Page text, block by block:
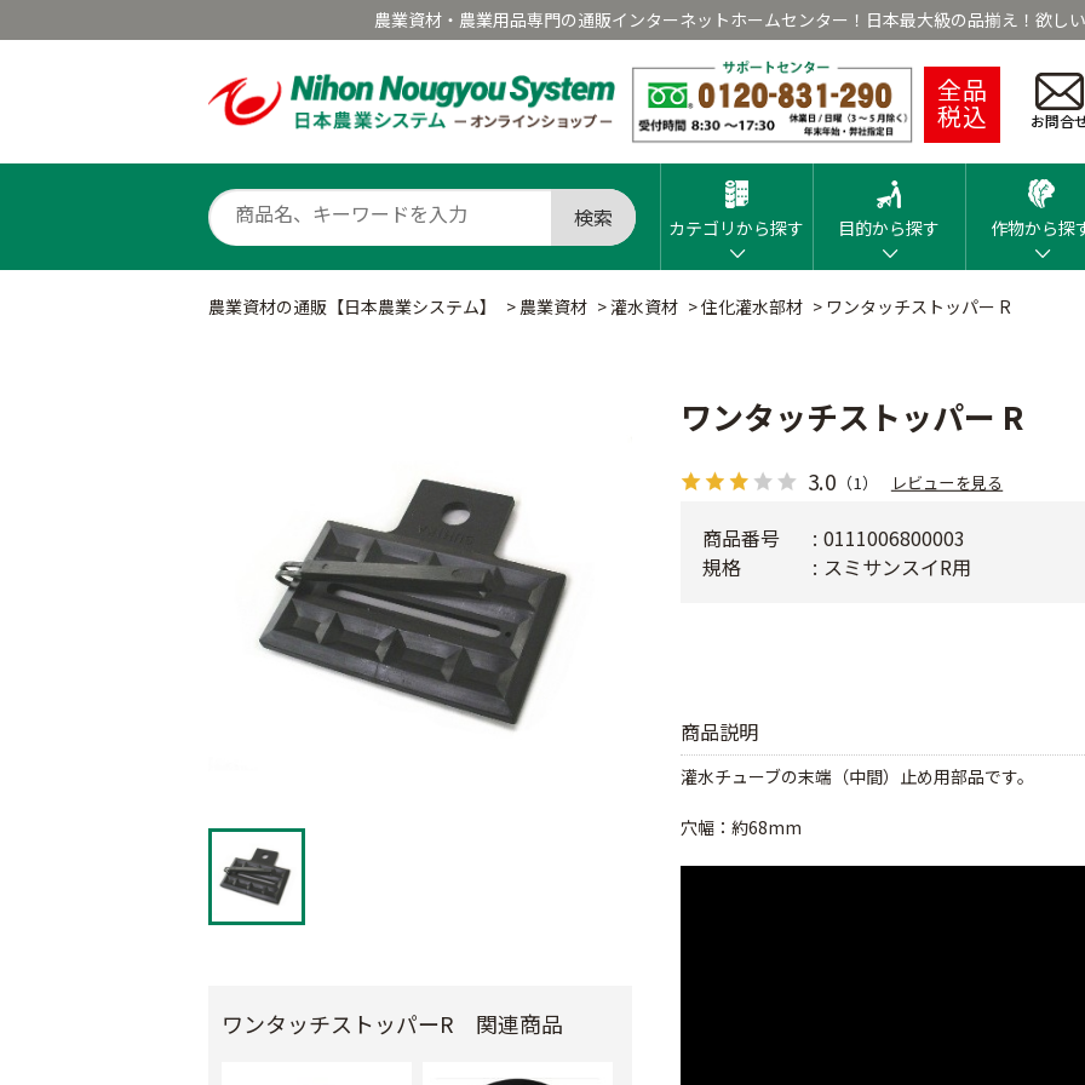
農業資材・農業用品専門の通販インターネットホームセンター！日本最大級の品揃え！欲しい
全品
税込 お問合
検索 カテゴリから探す 目的から探す 作物から探
農業資材の通販【日本農業システム】 > 農業資材 >灌水資材 >住化灌水部材 > ワンタッチストッパー R
ワンタッチストッパーR 関連商品
ワンタッチストッパー R
3.0 （1） レビューを見る
商品説明
灌水チューブの末端（中間）止め用部品です。
穴幅：約68mm
商品番号
0111006800003
規格
スミサンスイR用